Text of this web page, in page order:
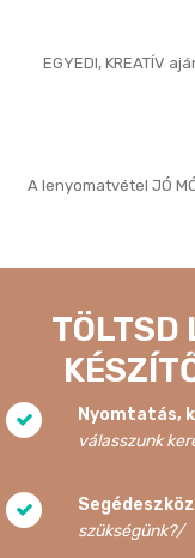
EGYEDI, KREATÍV
A lenyomatvétel JÓ
TÖLTSD
Nyomtatás,
válasszunk
szükségünk?/